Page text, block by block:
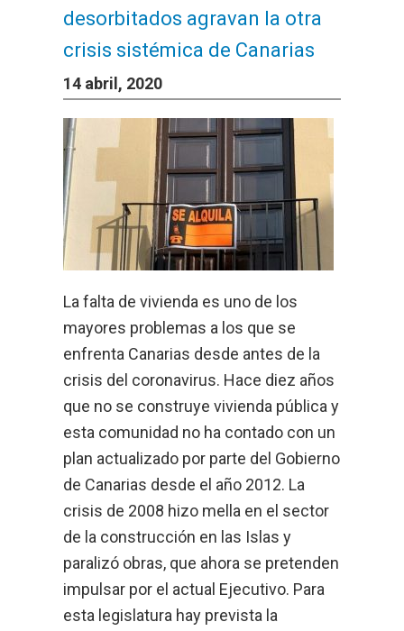
desorbitados agravan la otra
crisis sistémica de Canarias
14 abril, 2020
La falta de vivienda es uno de los
mayores problemas a los que se
enfrenta Canarias desde antes de la
crisis del coronavirus. Hace diez años
que no se construye vivienda pública y
esta comunidad no ha contado con un
plan actualizado por parte del Gobierno
de Canarias desde el año 2012. La
crisis de 2008 hizo mella en el sector
de la construcción en las Islas y
paralizó obras, que ahora se pretenden
impulsar por el actual Ejecutivo. Para
esta legislatura hay prevista la